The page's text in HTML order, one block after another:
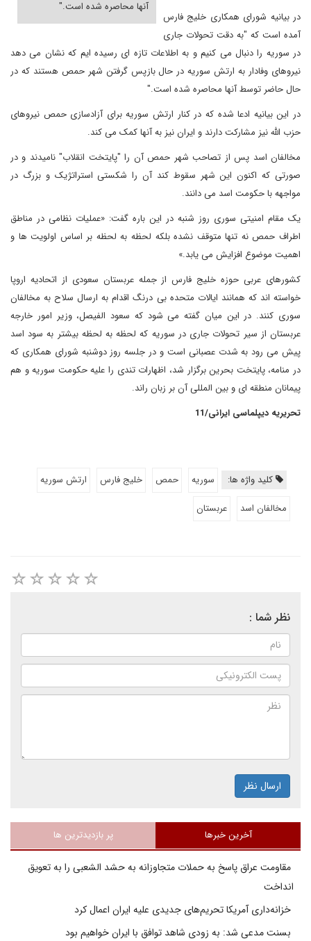
آنها محاصره شده است."
در بیانیه شورای همکاری خلیج فارس
آمده است که "به دقت تحولات جاری
در سوریه را دنبال می کنیم و به اطلاعات تازه ای رسیده ایم که نشان می دهد
نیروهای وفادار به ارتش سوریه در حال بازپس گرفتن شهر حمص هستند که در
حال حاضر توسط آنها محاصره شده است."
در این بیانیه ادعا شده که در کنار ارتش سوریه برای آزادسازی حمص نیروهای
حزب الله نیز مشارکت دارند و ایران نیز به آنها کمک می کند.
مخالفان اسد پس از تصاحب شهر حمص آن را "پایتخت انقلاب" نامیدند و در
صورتی که اکنون این شهر سقوط کند آن را شکستی استراتژیک و بزرگ در
مواجهه با حکومت اسد می دانند.
یک مقام امنیتی سوری روز شنبه در این باره گفت: «عملیات نظامی در مناطق
اطراف حمص نه تنها متوقف نشده بلکه لحظه به لحظه بر اساس اولویت ها و
اهمیت موضوع افزایش می یابد.»
کشورهای عربی حوزه خلیج فارس از جمله عربستان سعودی از اتحادیه اروپا
خواسته اند که همانند ایالات متحده بی درنگ اقدام به ارسال سلاح به مخالفان
سوری کنند. در این میان گفته می شود که سعود الفیصل، وزیر امور خارجه
عربستان از سیر تحولات جاری در سوریه که لحظه به لحظه بیشتر به سود اسد
پیش می رود به شدت عصبانی است و در جلسه روز دوشنبه شورای همکاری که
در منامه، پایتخت بحرین برگزار شد، اظهارات تندی را علیه حکومت سوریه و هم
پیمانان منطقه ای و بین المللی آن بر زبان راند.
تحریریه دیپلماسی ایرانی/11
کلید واژه ها: سوریه حمص خلیج فارس
ارتش سوریه
مخالفان اسد
عربستان
نظر شما :
ارسال نظر
آخرین خبرها پر بازدیدترین ها
مقاومت عراق پاسخ به حملات متجاوزانه به حشد الشعبی را به تعویق
انداخت
خزانه‌داری آمریکا تحریم‌های جدیدی علیه ایران اعمال کرد
بسنت مدعی شد: به زودی شاهد توافق با ایران خواهیم بود